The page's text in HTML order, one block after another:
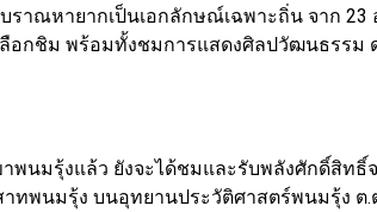
าณหายากเป็นเอกลักษณ์เฉพาะถิ่น จาก 23
ลือกชิม พร้อมทั้งชมการแสดงศิลปวัฒนธรรม
พนมรุ้งแล้ว ยังจะได้ชมและรับพลังศักดิ์สิทธิ์
ทพนมรุ้ง บนอุทยานประวัติศาสตร์พนมรุ้ง ต.